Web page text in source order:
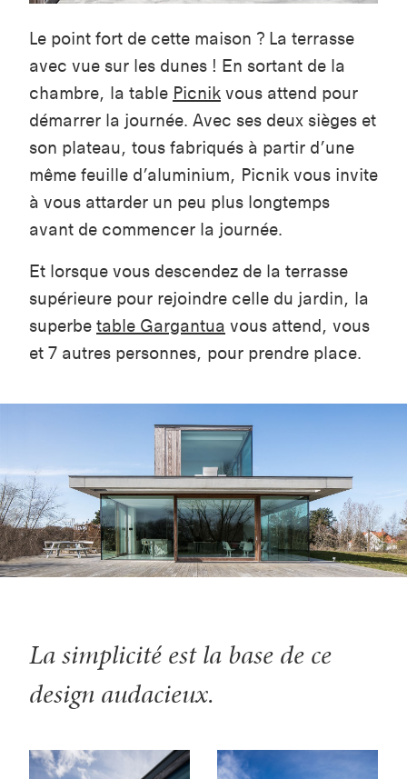
Le point fort de cette maison ? La terrasse
avec vue sur les dunes ! En sortant de la
chambre, la table Picnik vous attend pour
démarrer la journée. Avec ses deux sièges et
son plateau, tous fabriqués à partir d’une
même feuille d’aluminium, Picnik vous invite
à vous attarder un peu plus longtemps
avant de commencer la journée.
Et lorsque vous descendez de la terrasse
supérieure pour rejoindre celle du jardin, la
superbe table Gargantua vous attend, vous
et 7 autres personnes, pour prendre place.
La simplicité est la base de ce
design audacieux.